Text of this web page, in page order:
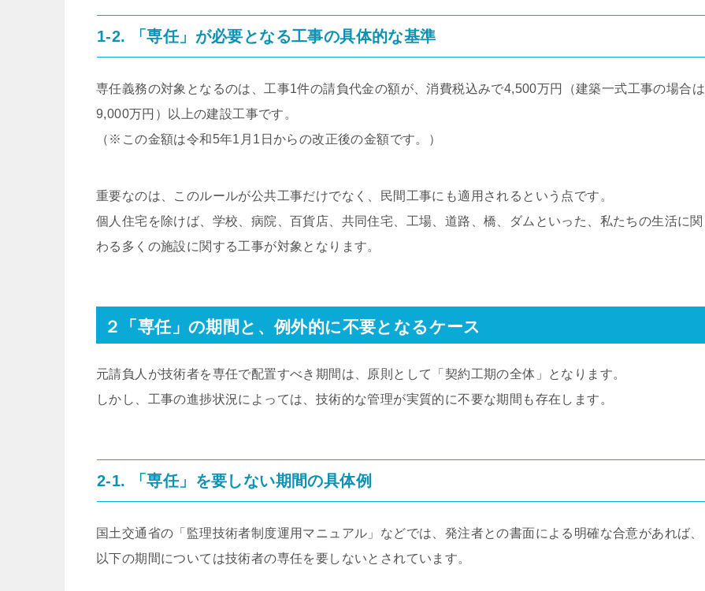
1-2. 「専任」が必要となる工事の具体的な基準
専任義務の対象となるのは、工事1件の請負代金の額が、消費税込みで4,500万円（建築一式工事の場合は
9,000万円）以上の建設工事です。
（※この金額は令和5年1月1日からの改正後の金額です。）
重要なのは、このルールが公共工事だけでなく、民間工事にも適用されるという点です。
個人住宅を除けば、学校、病院、百貨店、共同住宅、工場、道路、橋、ダムといった、私たちの生活に関
わる多くの施設に関する工事が対象となります。
２「専任」の期間と、例外的に不要となるケース
元請負人が技術者を専任で配置すべき期間は、原則として「契約工期の全体」となります。
しかし、工事の進捗状況によっては、技術的な管理が実質的に不要な期間も存在します。
2-1. 「専任」を要しない期間の具体例
国土交通省の「監理技術者制度運用マニュアル」などでは、発注者との書面による明確な合意があれば、
以下の期間については技術者の専任を要しないとされています。